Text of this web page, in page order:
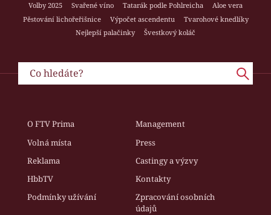
Volby 2025
Svařené víno Tatarák podle Pohlreicha
Aloe vera
Pěstování lichořeřišnice
Výpočet ascendentu
Tvarohové knedlíky
Nejlepší palačinky
Švestkový koláč
O FTV Prima
Management
Volná místa
Press
Reklama
Castingy a výzvy
HbbTV
Kontakty
Podmínky užívání
Zpracování osobních
údajů